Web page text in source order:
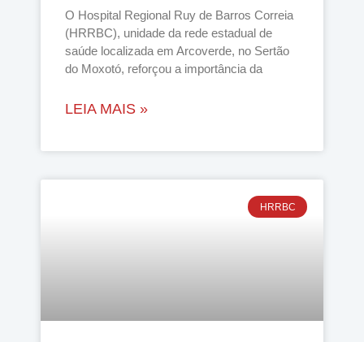
O Hospital Regional Ruy de Barros Correia
(HRRBC), unidade da rede estadual de
saúde localizada em Arcoverde, no Sertão
do Moxotó, reforçou a importância da
LEIA MAIS »
HRRBC